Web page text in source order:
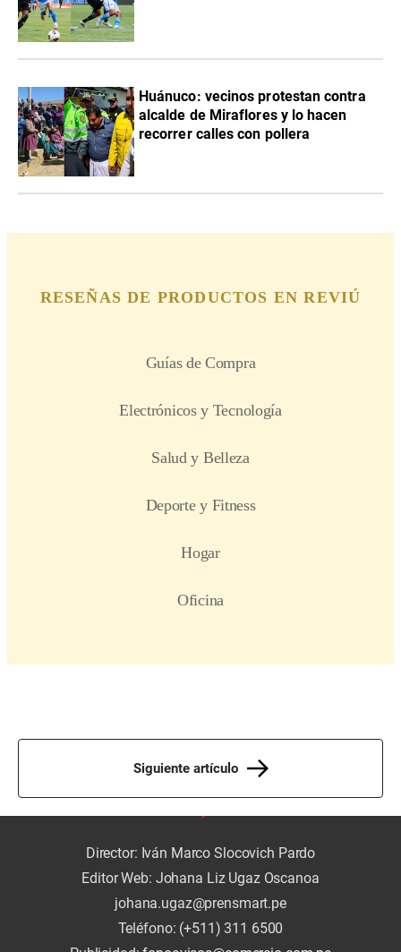
Huánuco: vecinos protestan contra
alcalde de Miraflores y lo hacen
recorrer calles con pollera
Siguiente artículo
Director: Iván Marco Slocovich Pardo
Editor Web: Johana Liz Ugaz Oscanoa
johana.ugaz@prensmart.pe
Teléfono: (+511) 311 6500